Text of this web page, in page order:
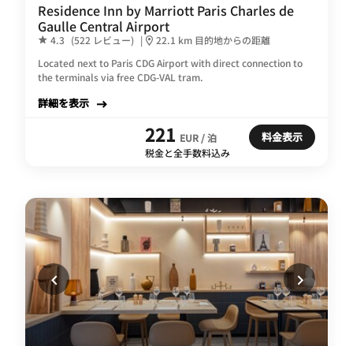
Residence Inn by Marriott Paris Charles de
Gaulle Central Airport
4.3 (522 レビュー) |
22.1 km 目的地からの距離
Located next to Paris CDG Airport with direct connection to
the terminals via free CDG-VAL tram.
詳細を表示
221 EUR / 泊
税金と全手数料込み
料金表示